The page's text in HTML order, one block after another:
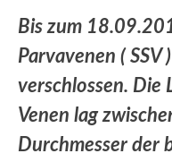
Bis zum
Parvavenen ( SSV
verschlossen. Die
Venen lag
Durchmesser der